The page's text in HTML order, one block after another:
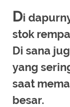
Di
stok
Di sana
yang
saat
besar.